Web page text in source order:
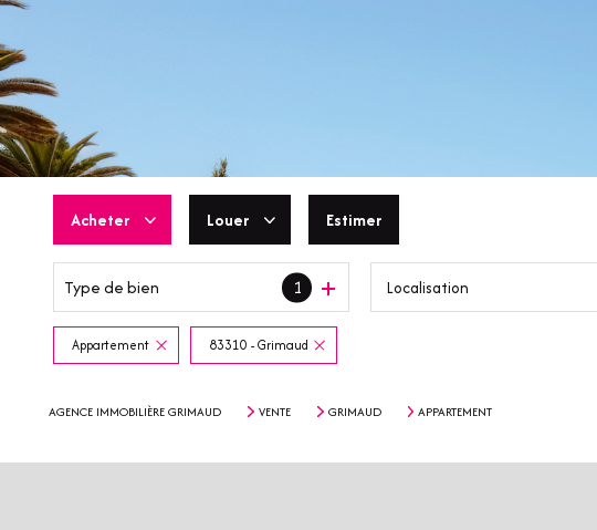
Acheter
De l'ancien
De l'immo pro
Louer
En saisonnier
Estimer
Type de bien 1 Localisation
Appartement 83310 - Grimaud
AGENCE IMMOBILIÈRE GRIMAUD VENTE GRIMAUD APPARTEMENT